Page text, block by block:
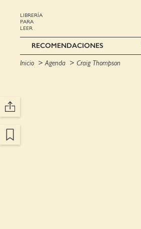
LIBRERÍA
PARA
LEER
RECOMENDACIONES
Inicio Agenda Craig Thompson